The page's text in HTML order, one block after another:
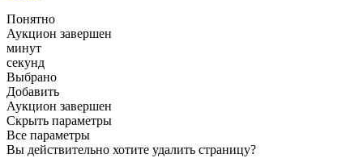
Понятно
Аукцион завершен
минут
секунд
Выбрано
Добавить
Аукцион завершен
Скрыть параметры
Все параметры
Вы действительно хотите удалить страницу?